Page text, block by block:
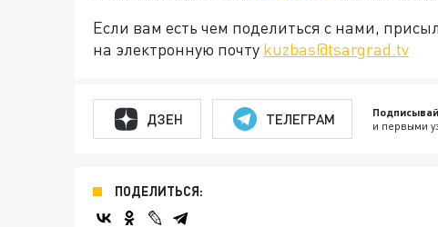
Если вам есть чем поделиться с нами,
на электронную почту kuzbas@tsargrad.tv
ДЗЕН ТЕЛЕГРАМ и первыми
ПОДЕЛИТЬСЯ: